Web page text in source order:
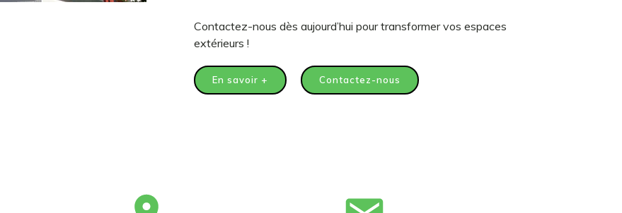
Contactez-nous dès aujourd’hui pour transformer vos espaces
extérieurs !
En savoir + Contactez-nous